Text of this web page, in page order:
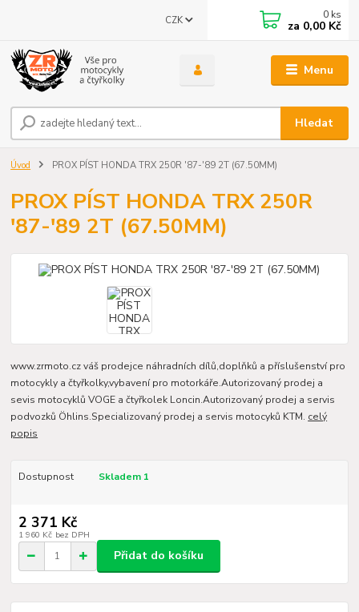
Menu
CZK
Hledat
0 ks
za 0,00 Kč
Úvod PROX PÍST HONDA TRX 250R '87-'89 2T (67.50MM)
PROX PÍST HONDA TRX 250R
'87-'89 2T (67.50MM)
www.zrmoto.cz váš prodejce náhradních dílů,doplňků a příslušenství pro
motocykly a čtyřkolky,vybavení pro motorkáře.Autorizovaný prodej a
sevis motocyklů VOGE a čtyřkolek Loncin.Autorizovaný prodej a servis
podvozků Öhlins.Specializovaný prodej a servis motocyků KTM. celý
popis
Dostupnost Skladem 1
2 371 Kč
1 960 Kč bez DPH
Přidat do košíku